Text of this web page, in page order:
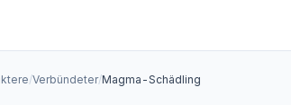
/Verbündeter/Magma-Schädling